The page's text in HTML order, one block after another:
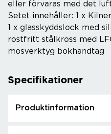
eller förvaras med det
Setet innehåller: 1 x
1 x glasskyddslock med
rostfritt stålkross med
mosverktyg bokhandtag
Specifikationer
Produktinformation